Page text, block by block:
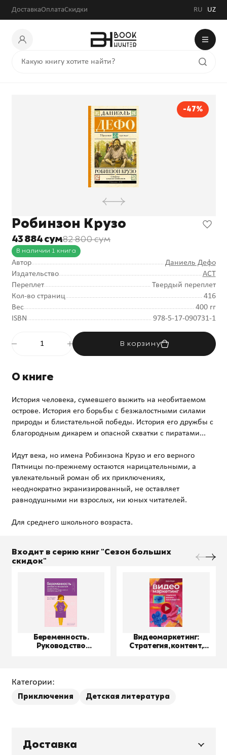
ДоставкаОплатаСкидки RU UZ
-47%
Робинзон Крузо
43 884 сум82 800 сум
В наличии 1 книга
Автор
Даниель Дефо
Издательство
АСТ
Переплет
Твердый переплет
Кол-во страниц
416
Вес
400 гг
ISBN
978-5-17-090731-1
В корзину
О книге
История человека, сумевшего выжить на необитаемом
острове. История его борьбы с безжалостными силами
природы и блистательной победы. История его дружбы с
благородным дикарем и опасной схватки с пиратами...
Идут века, но имена Робинзона Крузо и его верного
Пятницы по-прежнему остаются нарицательными, а
увлекательный роман об их приключениях,
неоднократно экранизированный, не оставляет
равнодушными ни взрослых, ни юных читателей.
Входит в серию книг "Сезон больших
скидок"
Беременность.
Руководство
Видеомаркетинг:
Стратегия, контент,
Категории:
Приключения Детская литература
Доставка